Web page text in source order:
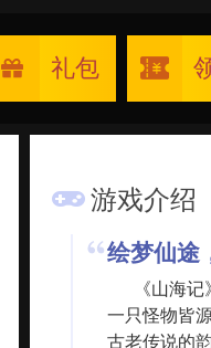
礼包
游戏介绍
绘梦仙途
《山海
一只怪物皆
古老传说的